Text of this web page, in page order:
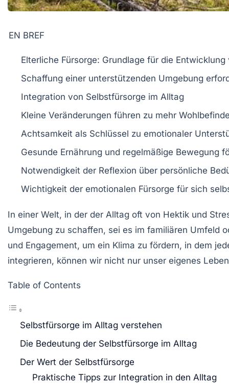
EN BREF
Elterliche Fürsorge: Grundlage für die Entwicklung
Schaffung einer unterstützenden Umgebung
Integration von Selbstfürsorge im Alltag
Kleine Veränderungen führen zu mehr
Achtsamkeit als Schlüssel zu emotionaler
Gesunde Ernährung und regelmäßige Bewegung
Notwendigkeit der Reflexion über persönliche
Wichtigkeit der emotionalen Fürsorge für sich
In einer Welt, in der der Alltag oft von Hektik und
Umgebung zu schaffen, sei es im familiären Umfeld
und Engagement, um ein Klima zu fördern, in dem
integrieren, können wir nicht nur unser eigenes
Table of Contents
Selbstfürsorge im Alltag verstehen
Die Bedeutung der Selbstfürsorge im Alltag
Der Wert der Selbstfürsorge
Praktische Tipps zur Integration in den Alltag